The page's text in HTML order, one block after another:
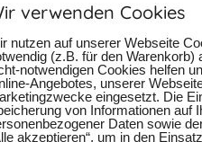
verwenden Cookies
nutzen auf unserer Webseite
(z.B. für den
notwendigen Cookies helfen
Angebotes, unserer
eingesetzt. Die
von Informationen auf
Daten sowie
akzeptieren“, um in den